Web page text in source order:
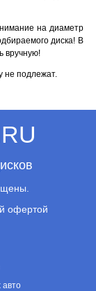
на диаметр
диска! В
вручную!
не подлежат.
офертой
авто